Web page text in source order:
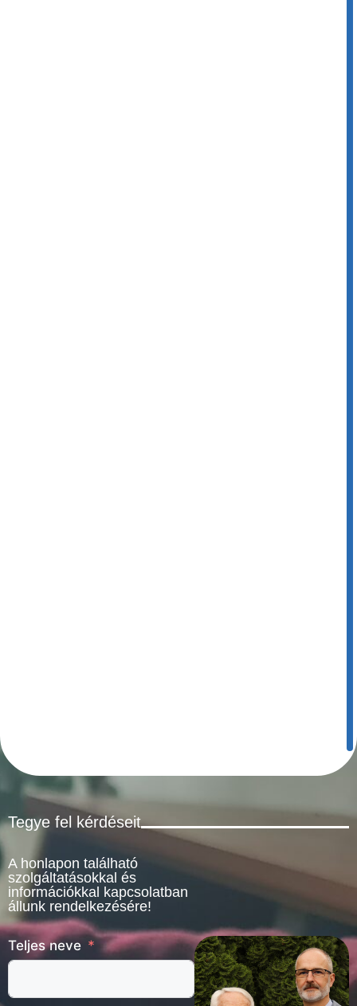
Tegye fel kérdéseit
A honlapon található
szolgáltatásokkal és
információkkal kapcsolatban
állunk rendelkezésére!
Teljes neve